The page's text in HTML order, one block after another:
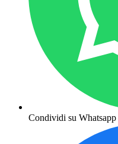
Condividi su Whatsapp